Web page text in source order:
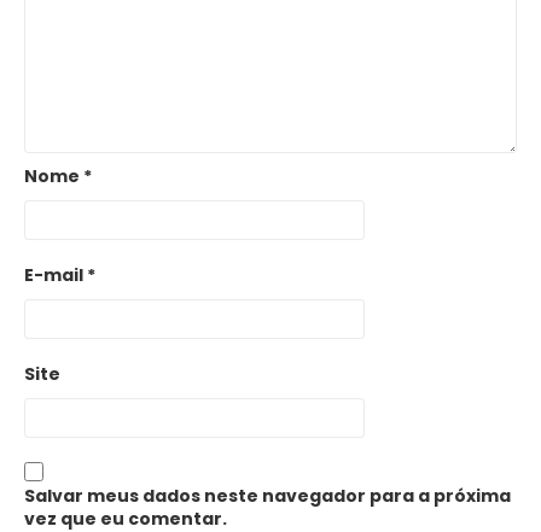
Nome *
E-mail *
Site
Salvar meus dados neste navegador para a próxima
vez que eu comentar.